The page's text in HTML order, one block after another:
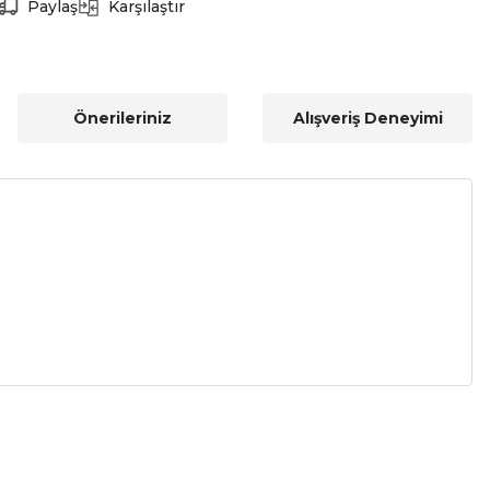
Paylaş Karşılaştır
Önerileriniz Alışveriş Deneyimi